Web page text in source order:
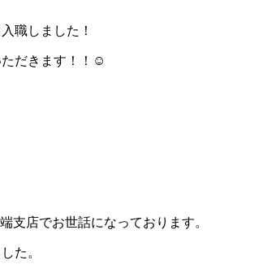
職しました！
だきます！！☺
支店でお世話になっております。
た。